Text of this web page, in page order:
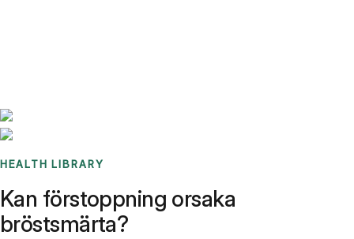
HEALTH LIBRARY
Kan förstoppning orsaka
bröstsmärta?